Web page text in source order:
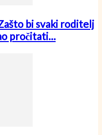
bi svaki roditelj
pročitati…